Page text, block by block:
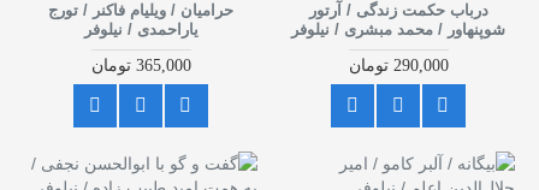
درباب حکمت زندگی / آرتور
شوپنهاور / محمد مبشری / نیلوفر
290,000 تومان
حرامیان / ویلیام فاکنر / تورج
یاراحمدی / نیلوفر
365,000 تومان